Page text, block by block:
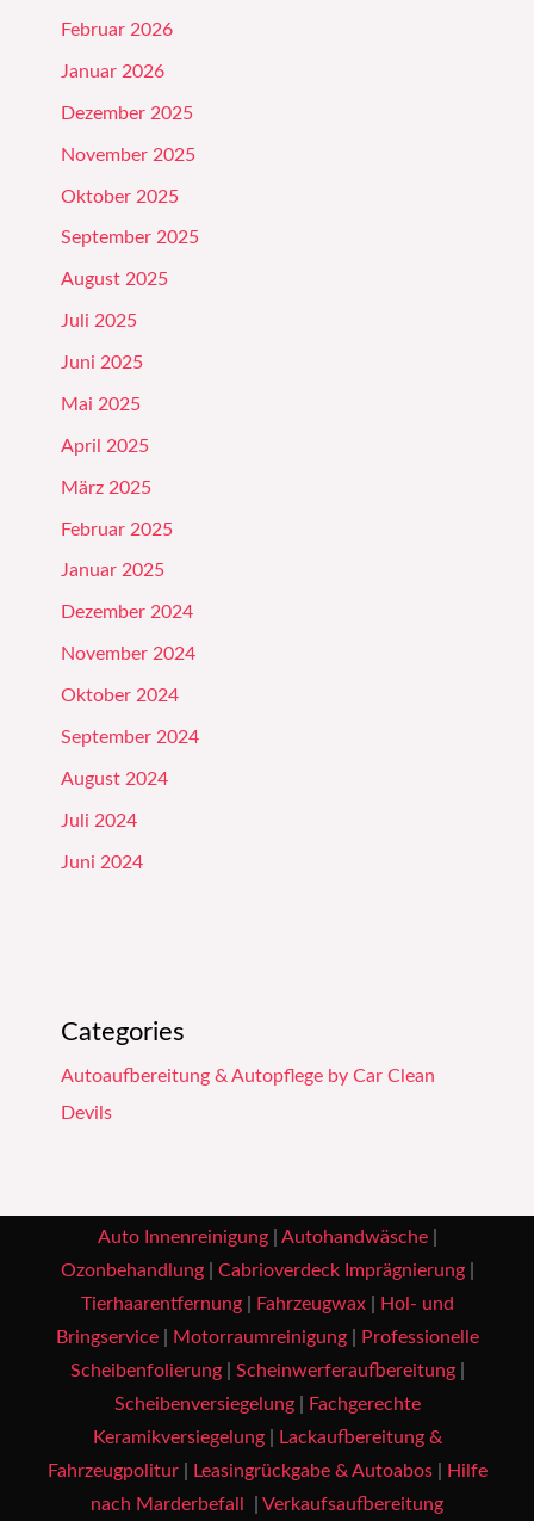
Februar 2026
Januar 2026
Dezember 2025
November 2025
Oktober 2025
September 2025
August 2025
Juli 2025
Juni 2025
Mai 2025
April 2025
März 2025
Februar 2025
Januar 2025
Dezember 2024
November 2024
Oktober 2024
September 2024
August 2024
Juli 2024
Juni 2024
Categories
Autoaufbereitung & Autopflege by Car Clean
Devils
Auto Innenreinigung| Autohandwäsche|
Ozonbehandlung| Cabrioverdeck Imprägnierung|
Tierhaarentfernung| Fahrzeugwax|
Hol- und
Bringservice| Motorraumreinigung|
Professionelle
Scheibenfolierung| Scheinwerferaufbereitung|
Scheibenversiegelung|
Fachgerechte
Keramikversiegelung|
Lackaufbereitung &
Fahrzeugpolitur| Leasingrückgabe & Autoabos|
Hilfe
nach Marderbefall
Verkaufsaufbereitung